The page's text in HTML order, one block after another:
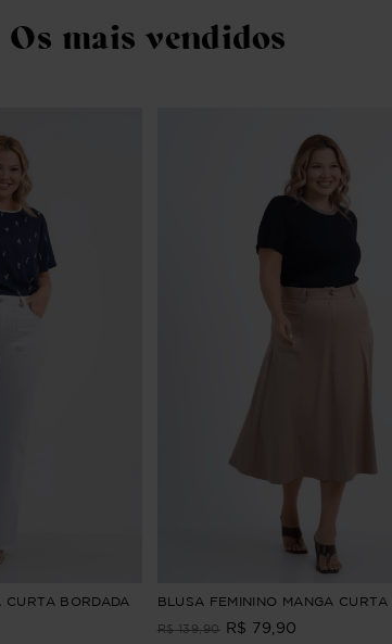
Os mais vendidos
CURTA BORDADA
BLUSA FEMININO MANGA CURTA
R$ 139,90 R$ 79 90